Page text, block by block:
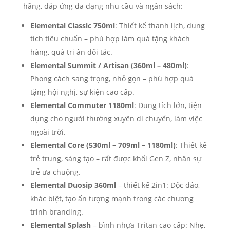
hãng, đáp ứng đa dạng nhu cầu và ngân sách:
Elemental Classic 750ml: Thiết kế thanh lịch, dung
tích tiêu chuẩn – phù hợp làm quà tặng khách
hàng, quà tri ân đối tác.
Elemental Summit / Artisan (360ml – 480ml):
Phong cách sang trọng, nhỏ gọn – phù hợp quà
tặng hội nghị, sự kiện cao cấp.
Elemental Commuter 1180ml: Dung tích lớn, tiện
dụng cho người thường xuyên di chuyển, làm việc
ngoài trời.
Elemental Core (530ml – 709ml – 1180ml): Thiết kế
trẻ trung, sáng tạo – rất được khối Gen Z, nhân sự
trẻ ưa chuộng.
Elemental Duosip 360ml – thiết kế 2in1: Độc đáo,
khác biệt, tạo ấn tượng mạnh trong các chương
trình branding.
Elemental Splash– bình nhựa Tritan cao cấp: Nhẹ,